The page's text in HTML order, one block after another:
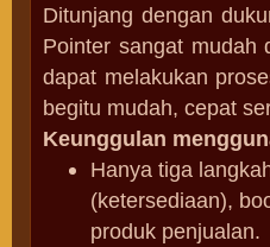
Ditunjang dengan
Pointer sangat mudah
dapat melakukan
begitu mudah, cepat
Keunggulan
Hanya tiga
(ketersediaan),
produk penjualan.